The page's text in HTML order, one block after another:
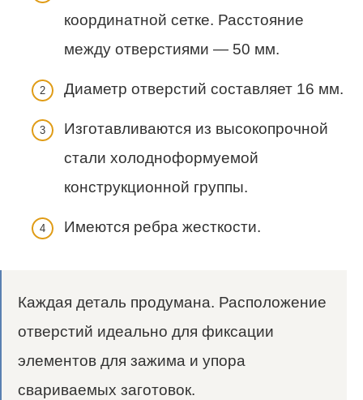
координатной сетке. Расстояние
между отверстиями — 50 мм.
Диаметр отверстий составляет 16 мм.
Изготавливаются из высокопрочной
стали холодноформуемой
конструкционной группы.
Имеются ребра жесткости.
Каждая деталь продумана. Расположение
отверстий идеально для фиксации
элементов для зажима и упора
свариваемых заготовок.